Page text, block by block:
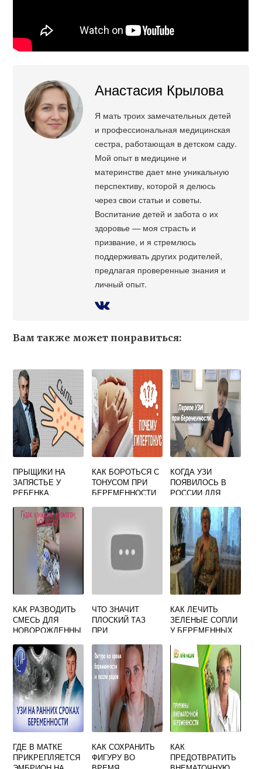
Анастасия Крылова
Я мать троих замечательных детей
и профессиональная медицинская
сестра, работающая в детском саду.
Мой опыт в медицине и
материнстве дает мне уникальную
перспективу, которой я делюсь
через свои статьи и советы.
Воспитание детей и забота о их
здоровье — моя страсть и
призвание, и я стремлюсь
поддерживать других родителей,
предлагая проверенные знания и
личный опыт.
Вам также может понравиться:
ПРЫЩИКИ НА
ЗАПЯСТЬЕ У
РЕБЕНКА.
У РЕБЕНКА -
НОВОРОЖДЕННО
ГО, ПРИЧИНЫ И
ВЫСЫПАНИЙ
КАК БОРОТЬСЯ С
ТОНУСОМ ПРИ
БЕРЕМЕННОСТИ
КОГДА УЗИ
ПОЯВИЛОСЬ В
РОССИИ ДЛЯ
КАК РАЗВОДИТЬ
СМЕСЬ ДЛЯ
НОВОРОЖДЕННЫ
ЧТО ЗНАЧИТ
ПЛОСКИЙ ТАЗ
ПРИ
КАК ЛЕЧИТЬ
ЗЕЛЕНЫЕ СОПЛИ
У БЕРЕМЕННЫХ
ГДЕ В МАТКЕ
ПРИКРЕПЛЯЕТСЯ
КАК СОХРАНИТЬ
ФИГУРУ ВО
КАК
ПРЕДОТВРАТИТЬ